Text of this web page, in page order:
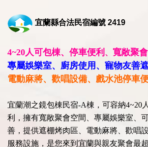
宜蘭縣合法民宿編號 2419
4~20人可包棟、停車便利 、 寬敞聚
專屬娛樂室、廚房使用、寵物友善
電動麻將、歡唱設備、戲水池停車
宜蘭潮之鏡包棟民宿-A棟，可容納4~20
利，擁有寬敞聚會空間、專屬娛樂室、
善，提供遮棚烤肉區、電動麻將、歡唱
服務設施，是您來到宜蘭與親友聚會最